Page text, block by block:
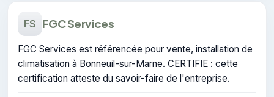
FS FGC Services
FGC Services est référencée pour vente, installation de
climatisation à Bonneuil-sur-Marne. CERTIFIE : cette
certification atteste du savoir-faire de l'entreprise.